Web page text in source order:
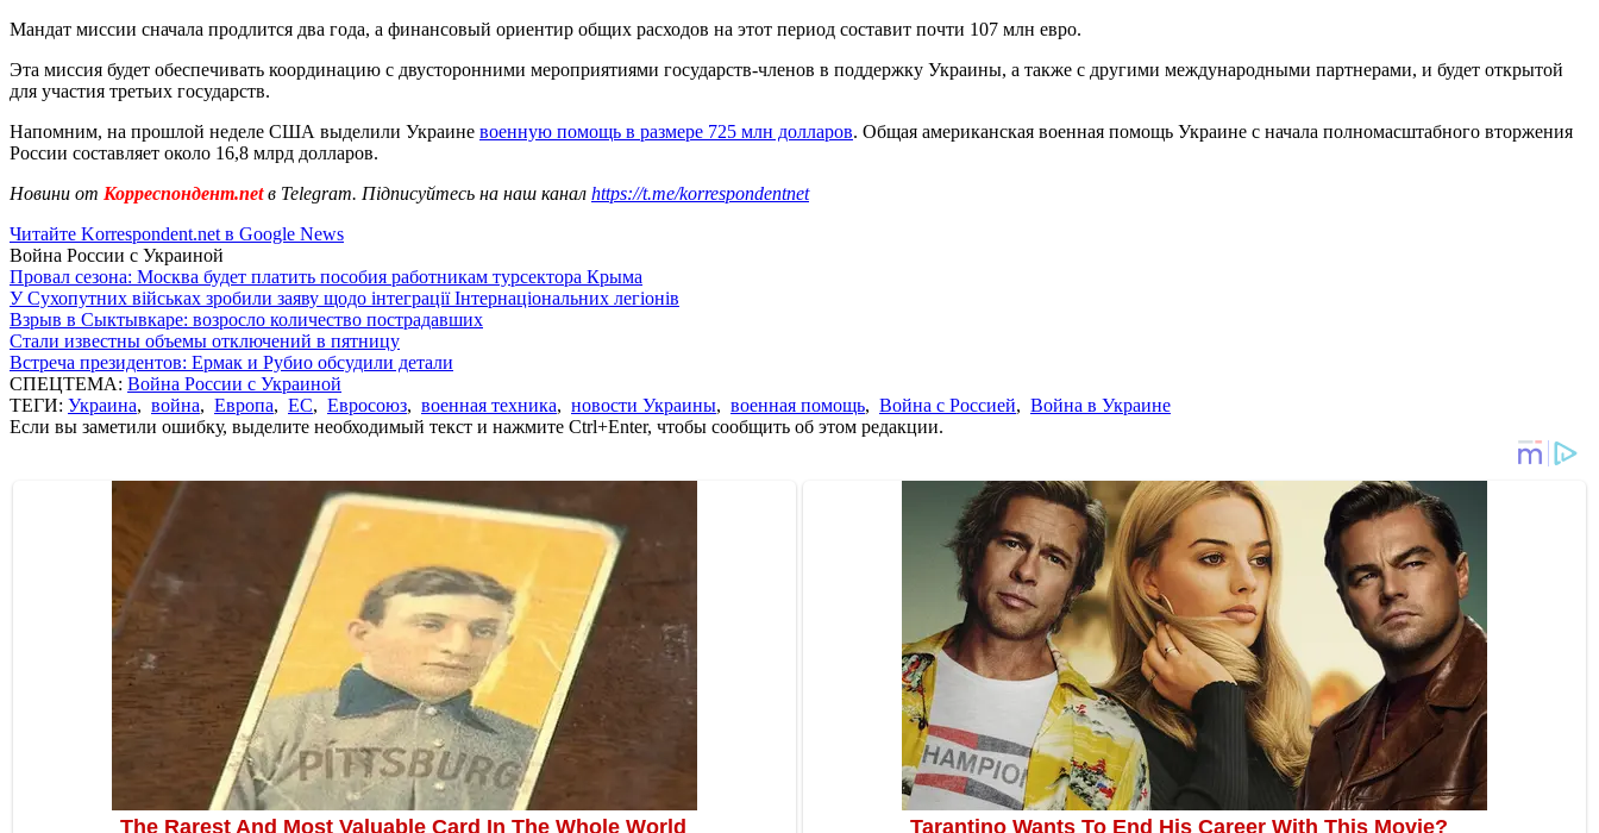
Мандат миссии сначала продлится два года, а финансовый ориентир общих расходов на этот период составит почти 107 млн евро.
Эта миссия будет обеспечивать координацию с двусторонними мероприятиями государств-членов в поддержку Украины, а также с другими международными партнерами, и будет открытой
для участия третьих государств.
Напомним, на прошлой неделе США выделили Украине военную помощь в размере 725 млн долларов. Общая американская военная помощь Украине с начала полномасштабного вторжения
России составляет около 16,8 млрд долларов.
Новини от Корреспондент.netв Telegram. Підписуйтесь на наш канал https://t.me/korrespondentnet
Читайте Korrespondent.net в Google News
Война России с Украиной
Провал сезона: Москва будет платить пособия работникам турсектора Крыма
У Сухопутних військах зробили заяву щодо інтеграції Інтернаціональних легіонів
Взрыв в Сыктывкаре: возросло количество пострадавших
Стали известны объемы отключений в пятницу
Встреча президентов: Ермак и Рубио обсудили детали
СПЕЦТЕМА: Война России с Украиной
ТЕГИ: Украина, война, Европа, ЕС, Евросоюз, военная техника, новости Украины, военная помощь, Война с Россией, Война в Украине
Если вы заметили ошибку, выделите необходимый текст и нажмите Ctrl+Enter, чтобы сообщить об этом редакции.